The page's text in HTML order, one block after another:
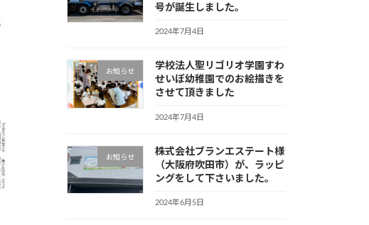
号が誕生しました。
2024年7月4日
お知らせ
学校法人聖リゴリオ学園すわ
せいぼ幼稚園でのお絵描きを
させて頂きました
2024年7月4日
お知らせ
株式会社ブランエステート様
（大阪府吹田市）が、ラッピ
ングをして下さいました。
2024年6月5日